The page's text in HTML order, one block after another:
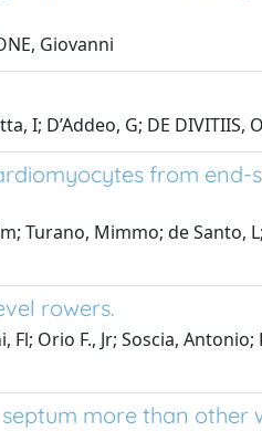
Giovanni
I; D’Addeo, G; DE DIVITIIS,
from end-
Turano, Mimmo; de Santo,
rowers.
Orio F., Jr; Soscia,
more than other